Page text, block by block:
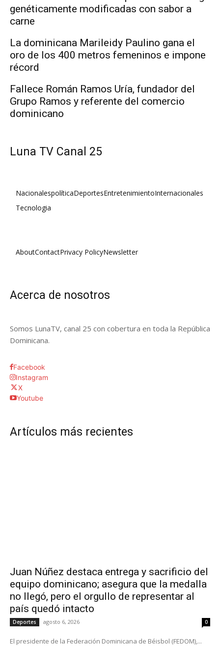
genéticamente modificadas con sabor a
carne
La dominicana Marileidy Paulino gana el
oro de los 400 metros femeninos e impone
récord
Fallece Román Ramos Uría, fundador del
Grupo Ramos y referente del comercio
dominicano
Luna TV Canal 25
NacionalespolíticaDeportesEntretenimientoInternacionales
Tecnologia
AboutContactPrivacy PolicyNewsletter
Acerca de nosotros
Somos LunaTV, canal 25 con cobertura en toda la República
Dominicana.
Facebook
Instagram
X
Youtube
Artículos más recientes
Juan Núñez destaca entrega y sacrificio del
equipo dominicano; asegura que la medalla
no llegó, pero el orgullo de representar al
país quedó intacto
Deportes agosto 6, 2026 0
El presidente de la Federación Dominicana de Béisbol (FEDOM),...